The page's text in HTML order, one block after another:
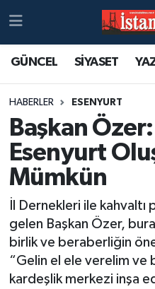
GÜNCEL SİYASET
HABERLER ESENYURT
Başkan
Esenyurt
Mümkün
İl Dernekleri ile
gelen Başkan Özer,
birlik ve beraberliğin
“Gelin el ele verelim ve
kardeşlik merkezi inşa